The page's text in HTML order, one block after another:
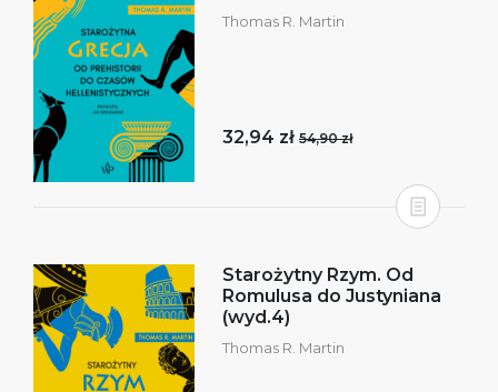
Thomas R. Martin
32,94 zł 54,90 zł
Starożytny Rzym. Od
Romulusa do Justyniana
(wyd.4)
Thomas R. Martin